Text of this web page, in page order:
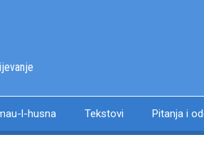
l-husna Tekstovi Pitanja i